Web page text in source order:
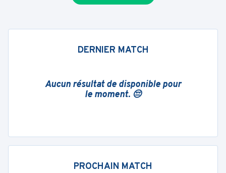
DERNIER MATCH
Aucun résultat de disponible pour
le moment. 😔
PROCHAIN MATCH